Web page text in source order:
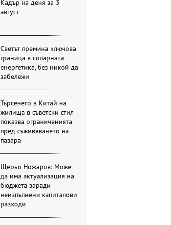
Кадър на деня за 3
август
Светът премина ключова
граница в соларната
енергетика, без никой да
забележи
Търсенето в Китай на
жилища в съветски стил
показва ограниченията
пред съживяването на
пазара
Щерьо Ножаров: Може
да има актуализация на
бюджета заради
неизпълнени капиталови
разходи